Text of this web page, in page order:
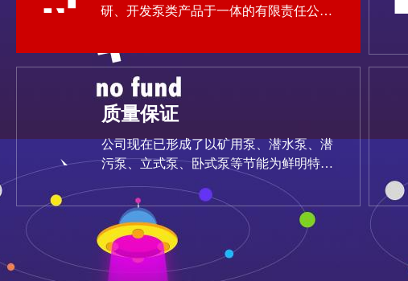
研、开发泵类产品于一体的有限责任公
质量保证
公司现在已形成了以矿用泵、潜水泵、潜
污泵、立式泵、卧式泵等节能为鲜明特点
的产品群组 ，随着时代的步伐，将来开发
更多拥有知识产权的专利产品。